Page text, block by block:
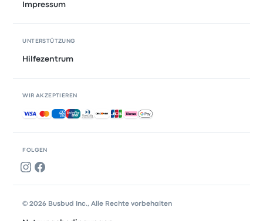
FOLGEN
Impressum
UNTERSTÜTZUNG
Hilfezentrum
WIR AKZEPTIEREN
Akzeptierte Zahlungsmethoden
© 2026 Busbud Inc., Alle Rechte vorbehalten